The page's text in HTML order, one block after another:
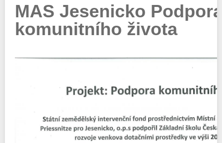
MAS Jesenicko
komunitního života